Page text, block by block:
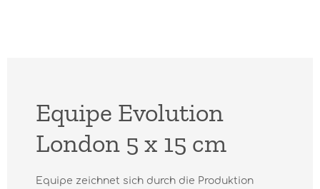
Equipe Evolution
London 5 x 15 cm
Equipe zeichnet sich durch die Produktion